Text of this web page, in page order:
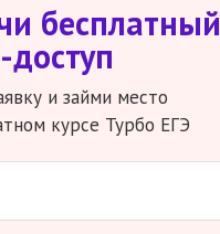
бесплатный
и займи место
курсе Турбо ЕГЭ